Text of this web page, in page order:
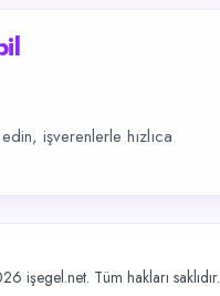
işverenlerle hızlıca
işegel.net. Tüm hakları saklıdır.